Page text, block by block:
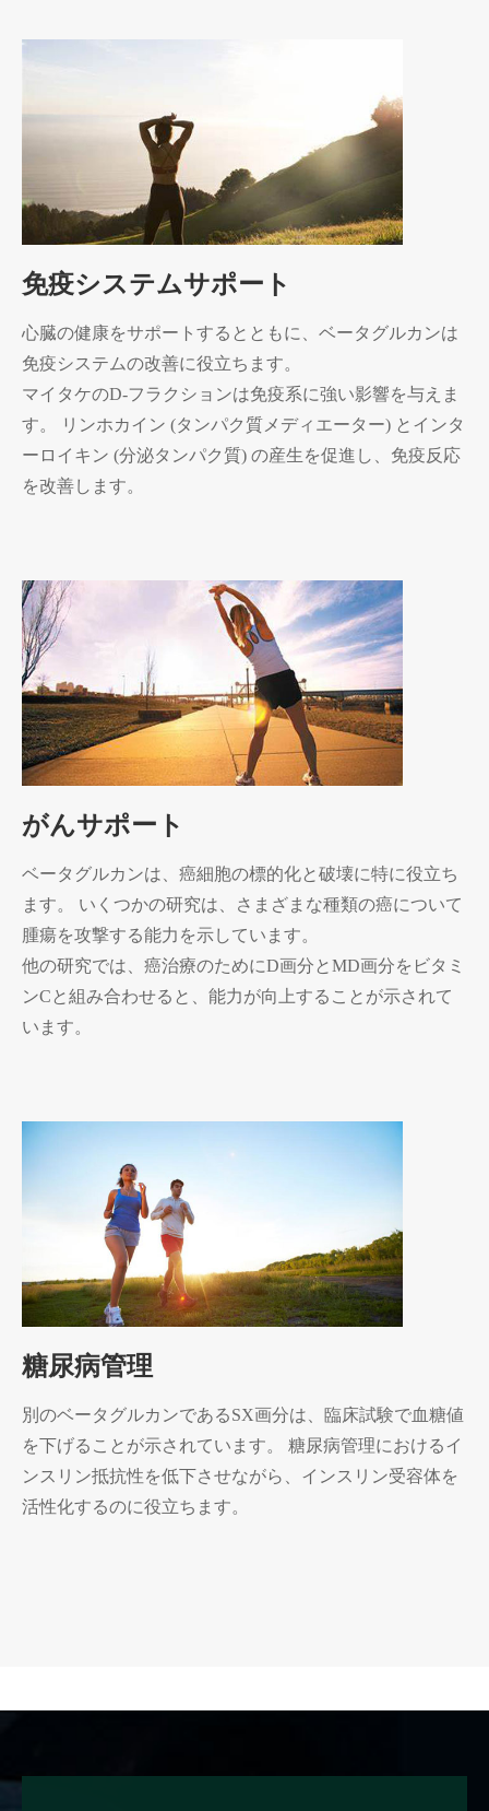
免疫システムサポート
心臓の健康をサポートするとともに、ベータグルカンは
免疫システムの改善に役立ちます。
マイタケのD-フラクションは免疫系に強い影響を与えま
す。 リンホカイン (タンパク質メディエーター) とインタ
ーロイキン (分泌タンパク質) の産生を促進し、免疫反応
を改善します。
がんサポート
ベータグルカンは、癌細胞の標的化と破壊に特に役立ち
ます。 いくつかの研究は、さまざまな種類の癌について
腫瘍を攻撃する能力を示しています。
他の研究では、癌治療のためにD画分とMD画分をビタミ
ンCと組み合わせると、能力が向上することが示されて
います。
糖尿病管理
別のベータグルカンであるSX画分は、臨床試験で血糖値
を下げることが示されています。 糖尿病管理におけるイ
ンスリン抵抗性を低下させながら、インスリン受容体を
活性化するのに役立ちます。